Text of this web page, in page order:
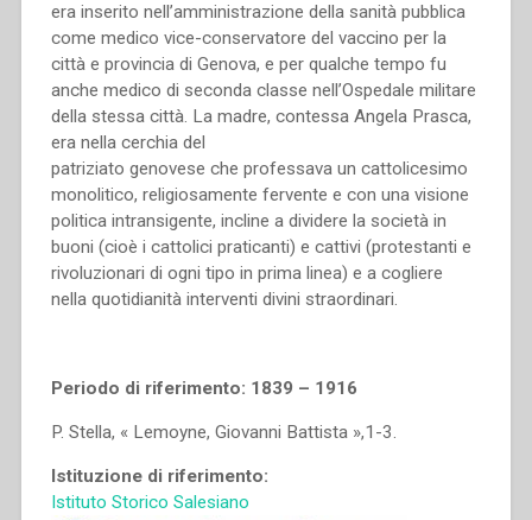
era inserito nell’amministrazione della sanità pubblica
come medico vice-conservatore del vaccino per la
città e provincia di Genova, e per qualche tempo fu
anche medico di seconda classe nell’Ospedale militare
della stessa città. La madre, contessa Angela Prasca,
era nella cerchia del
patriziato genovese che professava un cattolicesimo
monolitico, religiosamente fervente e con una visione
politica intransigente, incline a dividere la società in
buoni (cioè i cattolici praticanti) e cattivi (protestanti e
rivoluzionari di ogni tipo in prima linea) e a cogliere
nella quotidianità interventi divini straordinari.
Periodo di riferimento: 1839 – 1916
P. Stella, « Lemoyne, Giovanni Battista »,1-3.
Istituzione di riferimento:
Istituto Storico Salesiano